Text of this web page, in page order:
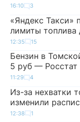
16:10 3
«Яндекс Такси»
лимиты топлива
12:35 15
Бензин в
5 руб — Росстат
11:29 4
Из-за нехватки
изменили
12:38 1